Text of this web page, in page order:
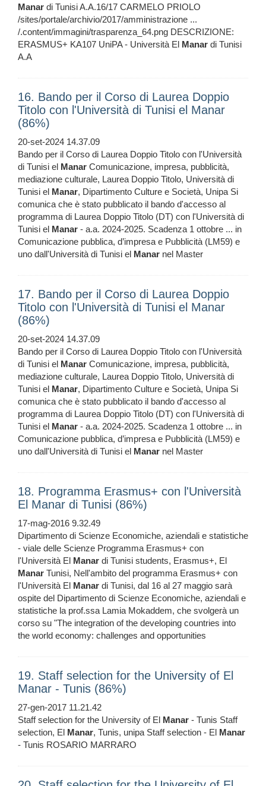
Manar di Tunisi A.A.16/17 CARMELO PRIOLO
/sites/portale/archivio/2017/amministrazione ...
/.content/immagini/trasparenza_64.png DESCRIZIONE:
ERASMUS+ KA107 UniPA - Università El Manar di Tunisi
A.A
16. Bando per il Corso di Laurea Doppio
Titolo con l'Università di Tunisi el Manar
(86%)
20-set-2024 14.37.09
Bando per il Corso di Laurea Doppio Titolo con l'Università
di Tunisi el Manar Comunicazione, impresa, pubblicità,
mediazione culturale, Laurea Doppio Titolo, Università di
Tunisi el Manar, Dipartimento Culture e Società, Unipa Si
comunica che è stato pubblicato il bando d'accesso al
programma di Laurea Doppio Titolo (DT) con l'Università di
Tunisi el Manar - a.a. 2024-2025. Scadenza 1 ottobre ... in
Comunicazione pubblica, d’impresa e Pubblicità (LM59) e
uno dall'Università di Tunisi el Manar nel Master
17. Bando per il Corso di Laurea Doppio
Titolo con l'Università di Tunisi el Manar
(86%)
20-set-2024 14.37.09
Bando per il Corso di Laurea Doppio Titolo con l'Università
di Tunisi el Manar Comunicazione, impresa, pubblicità,
mediazione culturale, Laurea Doppio Titolo, Università di
Tunisi el Manar, Dipartimento Culture e Società, Unipa Si
comunica che è stato pubblicato il bando d'accesso al
programma di Laurea Doppio Titolo (DT) con l'Università di
Tunisi el Manar - a.a. 2024-2025. Scadenza 1 ottobre ... in
Comunicazione pubblica, d’impresa e Pubblicità (LM59) e
uno dall'Università di Tunisi el Manar nel Master
18. Programma Erasmus+ con l'Università
El Manar di Tunisi (86%)
17-mag-2016 9.32.49
Dipartimento di Scienze Economiche, aziendali e statistiche
- viale delle Scienze Programma Erasmus+ con
l'Università El Manar di Tunisi students, Erasmus+, El
Manar Tunisi, Nell'ambito del programma Erasmus+ con
l'Università El Manar di Tunisi, dal 16 al 27 maggio sarà
ospite del Dipartimento di Scienze Economiche, aziendali e
statistiche la prof.ssa Lamia Mokaddem, che svolgerà un
corso su "The integration of the developing countries into
the world economy: challenges and opportunities
19. Staff selection for the University of El
Manar - Tunis (86%)
27-gen-2017 11.21.42
Staff selection for the University of El Manar - Tunis Staff
selection, El Manar, Tunis, unipa Staff selection - El Manar
- Tunis ROSARIO MARRARO